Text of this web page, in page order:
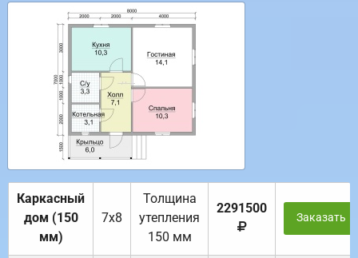
Каркасный
дом (150
мм)
7х8
Толщина
утепления
150 мм
2291500
Заказать